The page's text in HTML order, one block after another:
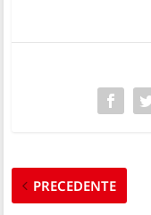
PRECEDENTE